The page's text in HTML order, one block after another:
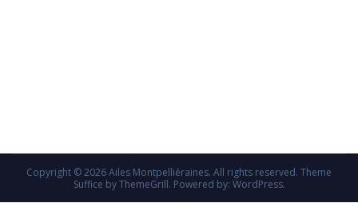
Copyright © 2026Ailes Montpelliéraines. All rights reserved. Theme
Suffice by ThemeGrill. Powered by: WordPress.